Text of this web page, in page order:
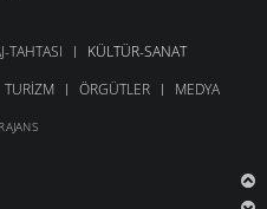
TAHTASI
KÜLTÜR-SANAT
TURIZM ÖRGÜTLER MEDYA